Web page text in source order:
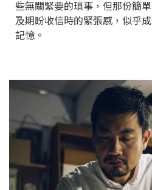
些無關緊要的瑣事，但那份簡
及期盼收信時的緊張感，似乎
記憶。